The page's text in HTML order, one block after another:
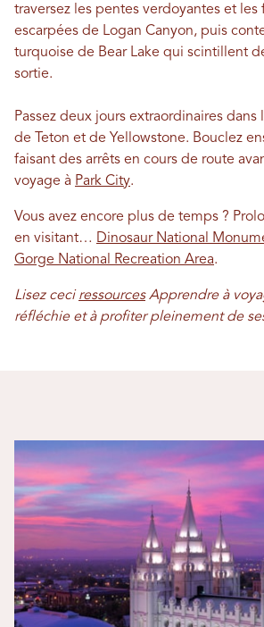
traversez les pentes verdoyantes et les
escarpées de Logan Canyon, puis
turquoise de Bear Lake qui scintillent
sortie.
Passez deux jours extraordinaires dans
de Teton et de Yellowstone. Bouclez
faisant des arrêts en cours de route
voyage à Park City.
Vous avez encore plus de temps ?
en visitant… Dinosaur National
Gorge National Recreation Area.
Lisez ceci ressourcesApprendre à
réfléchie et à profiter pleinement de